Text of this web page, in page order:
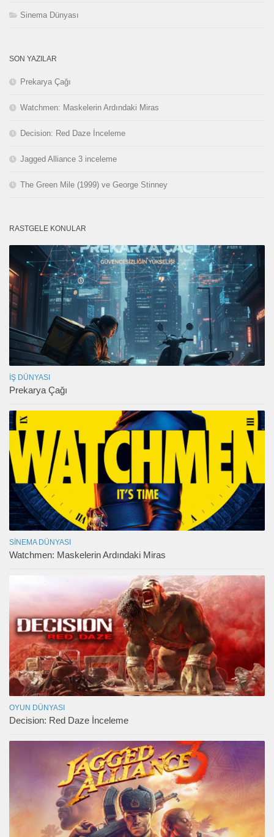
Sinema Dünyası
SON YAZILAR
Prekarya Çağı
Watchmen: Maskelerin Ardındaki Miras
Decision: Red Daze İnceleme
Jagged Alliance 3 inceleme
The Green Mile (1999) ve George Stinney
RASTGELE KONULAR
İŞ DÜNYASI
Prekarya Çağı
SINEMA DÜNYASI
Watchmen: Maskelerin Ardındaki Miras
OYUN DÜNYASI
Decision: Red Daze İnceleme